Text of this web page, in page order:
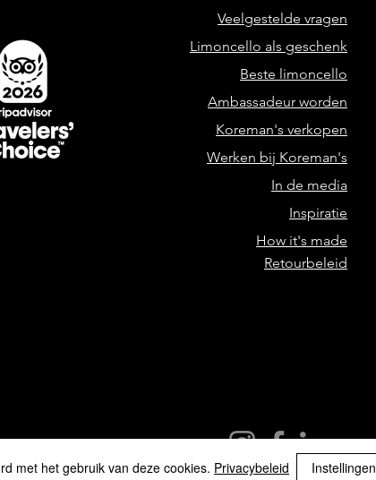
Veelgestelde vragen
Limoncello als geschenk
Beste limoncello
Ambassadeur worden
Koreman's verkopen
Werken bij Koreman's
In de media
Inspiratie
How it's made
Retourbeleid
met het gebruik van deze cookies. Privacybeleid Instellingen